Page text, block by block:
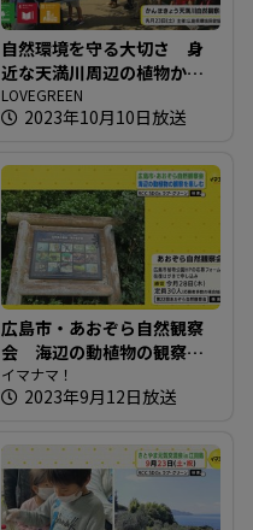
自然環境を守る大切さ 身
近な天満川周辺の植物から
学ぶ
LOVEGREEN
2023年10月10日放送
広島市・あおぞら自然観察
会 海辺の動植物の観察を
楽しむ
イマナマ！
2023年9月12日放送